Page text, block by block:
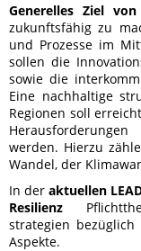
Generelles Ziel von
zukunftsfähig zu
und Prozesse im
sollen die
sowie die
Eine nachhaltige
Regionen soll
werden. Hierzu
Wandel, der
In der aktuellen
Resilienz
strategien bezüglich
Aspekte.